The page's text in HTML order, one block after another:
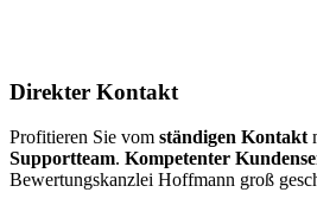
Direkter Kontakt
Profitieren Sie vom ständigen Kontakt
Supportteam. Kompetenter
Bewertungskanzlei Hoffmann groß